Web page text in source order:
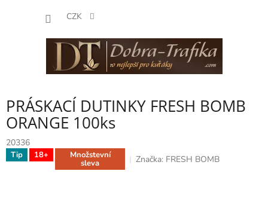
CZK
PRÁSKACÍ DUTINKY FRESH BOMB
ORANGE 100ks
20336
Tip 18+ Množstevní
sleva Značka: FRESH BOMB